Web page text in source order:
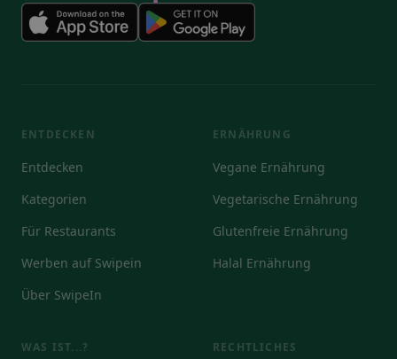
ENTDECKEN
Entdecken
Kategorien
Für Restaurants
Werben auf Swipein
Über SwipeIn
ERNÄHRUNG
Vegane Ernährung
Vegetarische Ernährung
Glutenfreie Ernährung
Halal Ernährung
WAS IST...? RECHTLICHES